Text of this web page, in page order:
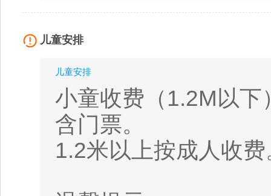
儿童安排
儿童安排
小童收费（1.2M以
含门票。
1.2米以上按成人收费